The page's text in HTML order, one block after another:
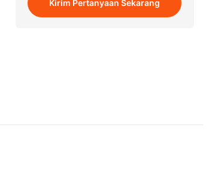
Kirim Pertanyaan Sekarang